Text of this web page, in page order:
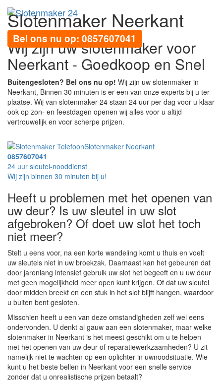
Bel ons nu op: 0857607041
Slotenmaker Neerkant
Wij zijn uw slotenmaker voor
Neerkant - Goedkoop en Snel
Buitengesloten? Bel ons nu op! Wij zijn uw slotenmaker in
Neerkant, Binnen 30 minuten is er een van onze experts bij u ter
plaatse. Wij van slotenmaker-24 staan 24 uur per dag voor u klaar
ook op zon- en feestdagen openen wij alles voor u altijd
vertrouwelijk en voor scherpe prijzen.
Slotenmaker Neerkant
0857607041
24 uur sleutel-nooddienst
Wij zijn binnen 30 minuten bij u!
Heeft u problemen met het openen van
uw deur? Is uw sleutel in uw slot
afgebroken? Of doet uw slot het toch
niet meer?
Stelt u eens voor, na een korte wandeling komt u thuis en voelt
uw sleutels niet in uw broekzak. Daarnaast kan het gebeuren dat
door jarenlang intensief gebruik uw slot het begeeft en u uw deur
met geen mogelijkheid meer open kunt krijgen. Of dat uw sleutel
door midden breekt en een stuk in het slot blijft hangen, waardoor
u buiten bent gesloten.
Misschien heeft u een van deze omstandigheden zelf wel eens
ondervonden. U denkt al gauw aan een slotenmaker, maar welke
slotenmaker in Neerkant is het meest geschikt om u te helpen
met het openen van uw deur of reparatiewerkzaamheden? U zit
namelijk niet te wachten op een oplichter in uwnoodsituatie. Wie
kunt u het beste bellen in Neerkant voor een snelle service
zonder dat u onrealistische prijzen betaalt?